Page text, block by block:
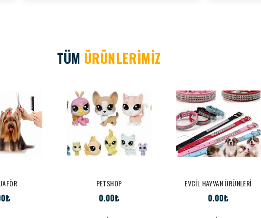
TÜM ÜRÜNLERİMİZ
PETSHOP
0.00₺
EVCİL HAYVAN ÜRÜNLERİ
0.00₺